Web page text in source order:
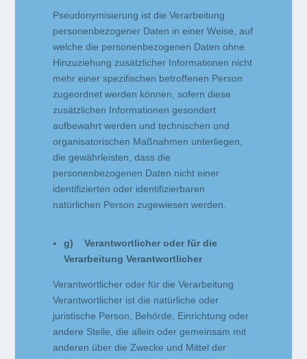
Pseudonymisierung ist die Verarbeitung
personenbezogener Daten in einer Weise, auf
welche die personenbezogenen Daten ohne
Hinzuziehung zusätzlicher Informationen nicht
mehr einer spezifischen betroffenen Person
zugeordnet werden können, sofern diese
zusätzlichen Informationen gesondert
aufbewahrt werden und technischen und
organisatorischen Maßnahmen unterliegen,
die gewährleisten, dass die
personenbezogenen Daten nicht einer
identifizierten oder identifizierbaren
natürlichen Person zugewiesen werden.
g) Verantwortlicher oder für die
Verarbeitung Verantwortlicher
Verantwortlicher oder für die Verarbeitung
Verantwortlicher ist die natürliche oder
juristische Person, Behörde, Einrichtung oder
andere Stelle, die allein oder gemeinsam mit
anderen über die Zwecke und Mittel der